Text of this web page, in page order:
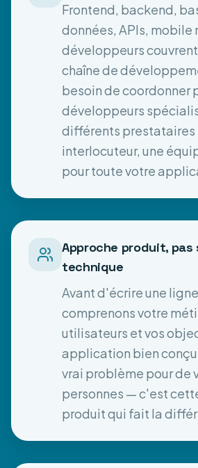
Frontend, backend,
données, APIs, mobile
développeurs
chaîne de
besoin de coordonner
développeurs
différents prestataires
interlocuteur, une
pour toute votre
Approche produit, pas
technique
Avant d'écrire une
comprenons votre
utilisateurs et vos
application bien
vrai problème pour de
personnes — c'est
produit qui fait la